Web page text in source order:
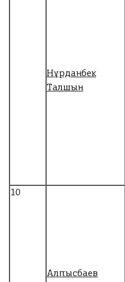
Нұрданбек
Талшын
10
Алпысбаев